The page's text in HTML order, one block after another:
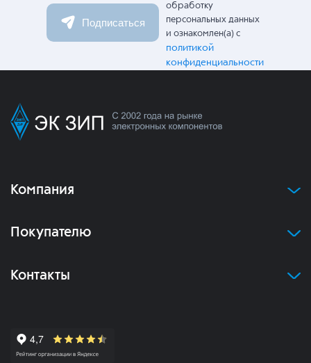
Подписаться
обработку
персональных данных
и ознакомлен(а) с
политикой
конфиденциальности
Компания
Покупателю
Контакты